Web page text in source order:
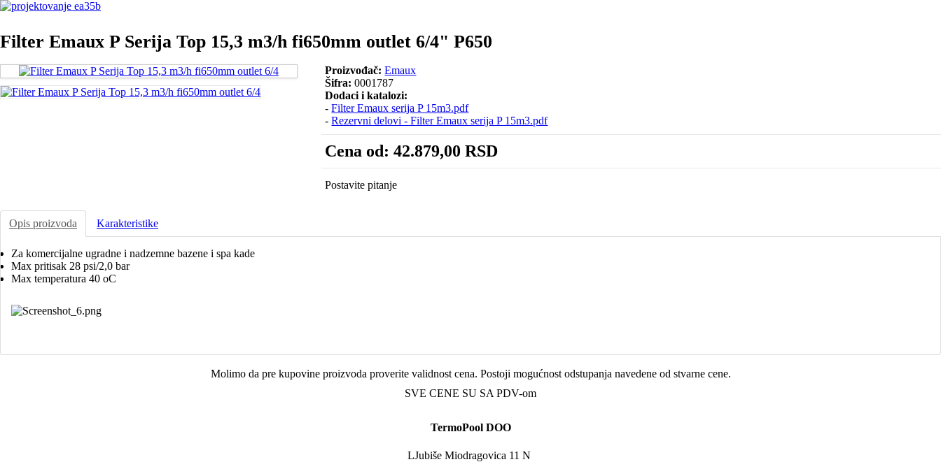
Filter Emaux P Serija Top 15,3 m3/h fi650mm outlet 6/4" P650
Proizvođač: Emaux
Šifra: 0001787
Dodaci i katalozi:
-Filter Emaux serija P 15m3.pdf
-Rezervni delovi - Filter Emaux serija P 15m3.pdf
Cena od:42.879,00 RSD
Postavite pitanje
Opis proizvoda Karakteristike
Za komercijalne ugradne i nadzemne bazene i spa kade
Max pritisak 28 psi/2,0 bar
Max temperatura 40 oC
Molimo da pre kupovine proizvoda proverite validnost cena. Postoji mogućnost odstupanja navedene od stvarne cene.
SVE CENE SU SA PDV-om
TermoPool DOO
LJubiše Miodragovica 11 N